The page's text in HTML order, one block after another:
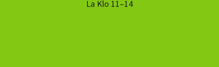
La Klo 11–14